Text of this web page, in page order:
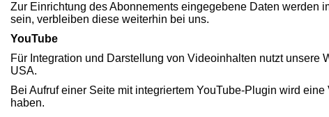
Zur Einrichtung des Abonnements eingegebene Daten werden
sein, verbleiben diese weiterhin bei uns.
YouTube
Für Integration und Darstellung von Videoinhalten nutzt unsere
USA.
Bei Aufruf einer Seite mit integriertem YouTube-Plugin wird
haben.